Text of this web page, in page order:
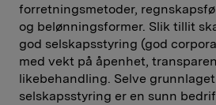
forretningsmetoder,
og belønningsformer. Slik tillit
god selskapsstyring (god
med vekt på åpenhet,
likebehandling. Selve
selskapsstyring er en sunn